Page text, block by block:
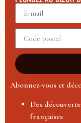
Abonnez-vous et
Des
françaises